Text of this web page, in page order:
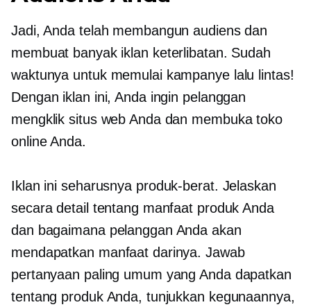
Jadi, Anda telah membangun audiens dan
membuat banyak iklan keterlibatan. Sudah
waktunya untuk memulai kampanye lalu lintas!
Dengan iklan ini, Anda ingin pelanggan
mengklik situs web Anda dan membuka toko
online Anda.
Iklan ini seharusnya produk-berat. Jelaskan
secara detail tentang manfaat produk Anda
dan bagaimana pelanggan Anda akan
mendapatkan manfaat darinya. Jawab
pertanyaan paling umum yang Anda dapatkan
tentang produk Anda, tunjukkan kegunaannya,